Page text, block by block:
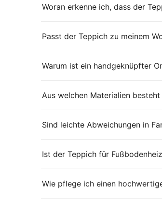
Woran erkenne ich, dass der
Passt der Teppich zu meinem
Warum ist ein handgeknüpfter
Aus welchen Materialien
Sind leichte Abweichungen in
Ist der Teppich für
Wie pflege ich einen